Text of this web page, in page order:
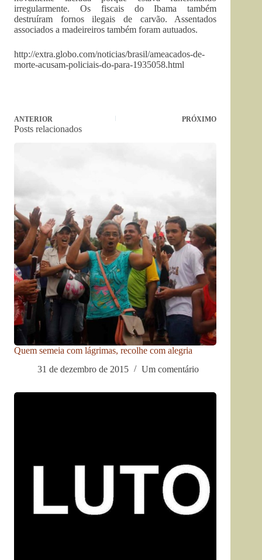
irregularmente. Os fiscais do Ibama também
destruíram fornos ilegais de carvão. Assentados
associados a madeireiros também foram autuados.
http://extra.globo.com/noticias/brasil/ameacados-de-
morte-acusam-policiais-do-para-1935058.html
ANTERIOR PRÓXIMO
Posts relacionados
Quem semeia com lágrimas, recolhe com alegria
31 de dezembro de 2015
Um comentário